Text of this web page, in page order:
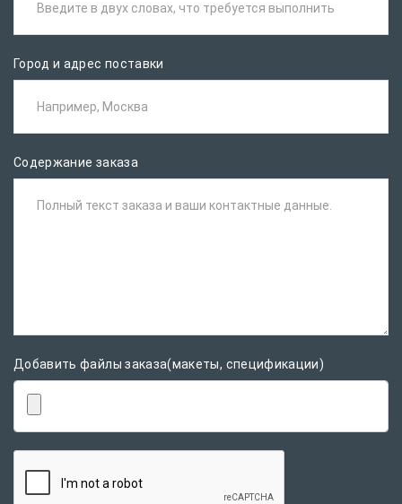
Введите в двух словах, что требуется выполнить
Город и адрес поставки
Например, Москва
Содержание заказа
Полный текст заказа и ваши контактные данные.
Добавить файлы заказа(макеты, спецификации)